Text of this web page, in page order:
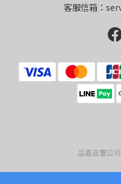
客服信箱：
品嘉音響公